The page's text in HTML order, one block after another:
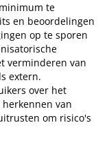
te
en beoordelingen
op te sporen
verminderen van
extern.
over het
van
om risico's